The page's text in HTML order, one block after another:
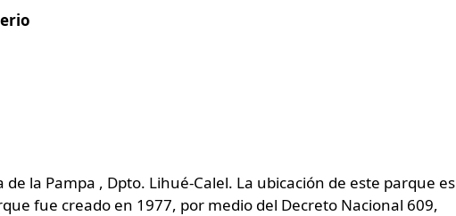
la Pampa , Dpto. Lihué-Calel. La ubicación de este parque es
fue creado en 1977, por medio del Decreto Nacional 609,